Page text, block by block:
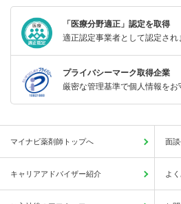
「医療分野適正」認定を取得
適正認定事業者として認定され
プライバシーマーク取得企業
厳密な管理基準で個人情報をお
マイナビ薬剤師トップへ 面
キャリアアドバイザー紹介 よ